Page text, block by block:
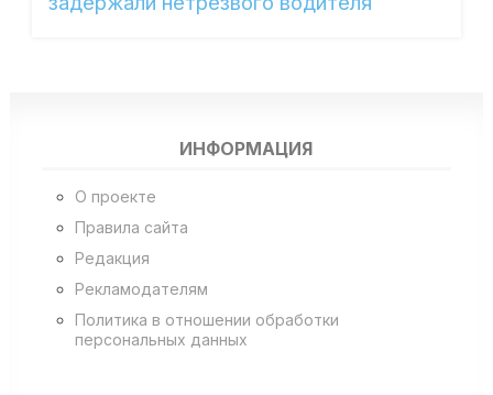
ИНФОРМАЦИЯ
О проекте
Правила сайта
Редакция
Рекламодателям
Политика в отношении обработки
персональных данных